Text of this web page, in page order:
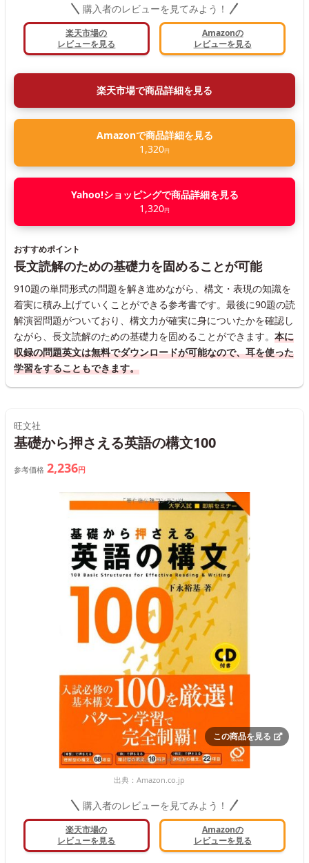
購入者のレビューを見てみよう！
楽天市場の
レビューを見る
Amazonの
レビューを見る
楽天市場で商品詳細を見る
Amazonで商品詳細を見る
1,320円
Yahoo!ショッピングで商品詳細を見る
1,320円
おすすめポイント
長文読解のための基礎力を固めることが可能
910題の単問形式の問題を解き進めながら、構文・表現の知識を
着実に積み上げていくことができる参考書です。最後に90題の読
解演習問題がついており、構文力が確実に身についたかを確認し
ながら、長文読解のための基礎力を固めることができます。 本に
収録の問題英文は無料でダウンロードが可能なので、耳を使った
学習をすることもできます。
旺文社
基礎から押さえる英語の構文100
参考価格 2,236円
この商品を見る
出典： Amazon.co.jp
購入者のレビューを見てみよう！
楽天市場の
レビューを見る
Amazonの
レビューを見る